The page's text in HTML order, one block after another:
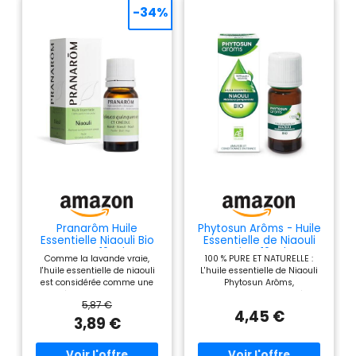
Pranarôm Huile
Essentielle Niaouli Bio
HECT 10 ml
Comme la lavande vraie,
l'huile essentielle de niaouli
est considérée comme une
panacée tant ses indications
sont larges Trucs & astuces: 1
goutte HECT niaouli + 1 goutte
HECT géranium d'Egypte dans
votre crème de nuit suffira à
5,87 €
3,89 €
-34%
Phytosun Arôms - Huile
Essentielle de Niaouli
Bio - 10 ml
100 % PURE ET NATURELLE :
L'huile essentielle de Niaouli
Phytosun Arôms,
incontournable pendant l'hiver
(Huiles Essentielles
Biochimiquement définies) et
4,45 €